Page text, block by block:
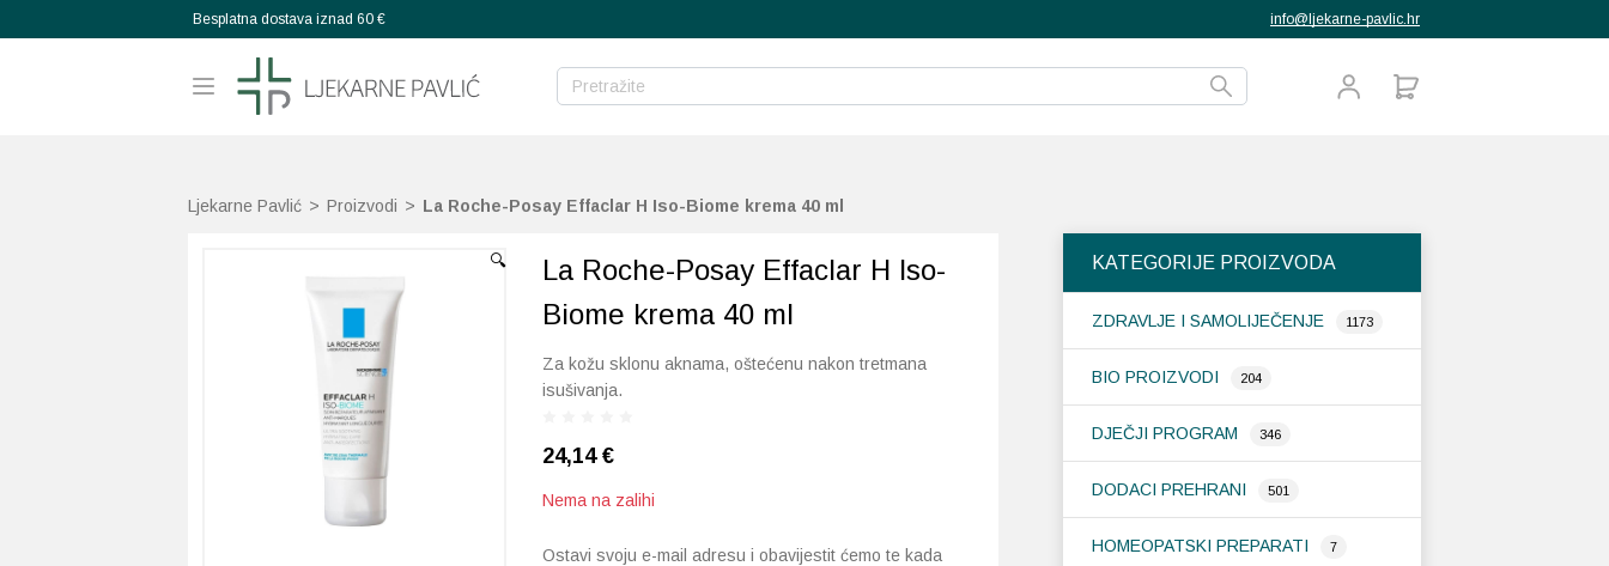
Besplatna dostava iznad 60 € info@ljekarne-pavlic.hr
Ljekarne Pavlić > Proizvodi > La Roche-Posay Effaclar H Iso-Biome krema 40 ml
KATEGORIJE PROIZVODA
ZDRAVLJE I SAMOLIJEČENJE 1173
BIO PROIZVODI 204
DJEČJI PROGRAM 346
DODACI PREHRANI 501
HOMEOPATSKI PREPARATI 7
🔍
La Roche-Posay Effaclar H Iso-
Biome krema 40 ml
Za kožu sklonu aknama, oštećenu nakon tretmana
isušivanja.
24,14€
Nema na zalihi
Ostavi svoju e-mail adresu i obavijestit ćemo te kada